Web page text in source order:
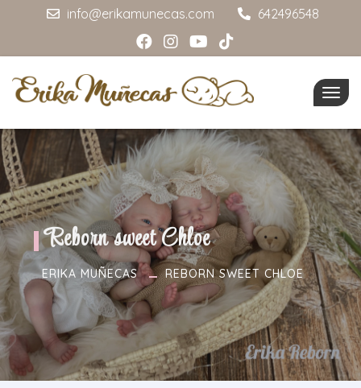
info@erikamunecas.com 642496548
Reborn sweet Chloe
ERIKA MUÑECAS REBORN SWEET CHLOE